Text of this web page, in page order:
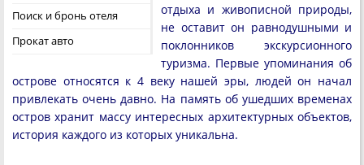
Поиск и бронь отеля
Прокат авто
отдыха и живописной природы,
не оставит он равнодушными и
поклонников экскурсионного
туризма. Первые упоминания об
острове относятся к 4 веку нашей эры, людей он начал
привлекать очень давно. На память об ушедших временах
остров хранит массу интересных архитектурных объектов,
история каждого из которых уникальна.